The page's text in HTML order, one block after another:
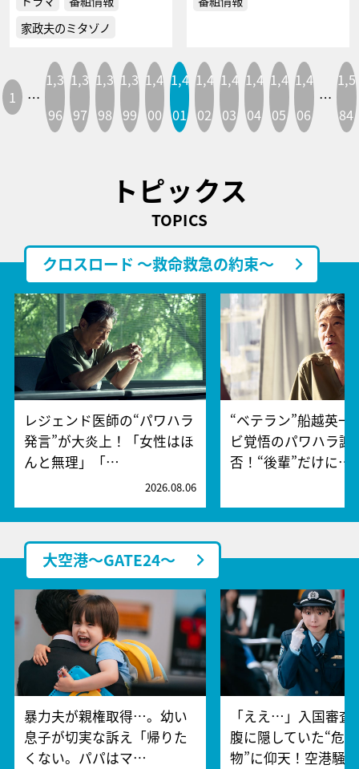
家政夫のミタゾノ
1 …
1,3
96
1,3
97
1,3
98
1,3
99
1,4
00
1,4
01
1,4
02
1,4
03
1,4
04
1,4
05
1,4
06
…
1,5
84
トピックス
TOPICS
クロスロード ～救命救急の約束～
レジェンド医師の“パワハラ
発言”が大炎上！「女性はほ
んと無理」「…
2026.08.06
“ベテラン”船越英一
ビ覚悟のパワハラ謝
否！“後輩”だけに…
大空港～GATE24～
暴力夫が親権取得…。幼い
息子が切実な訴え「帰りた
くない。パパはマ…
「ええ…」入国審査
腹に隠していた“危
物”に仰天！空港騒